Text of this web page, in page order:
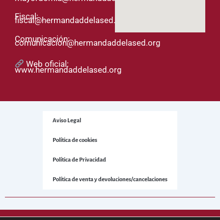
Fiscal:
fiscal@hermandaddelased.org
Comunicación:
comunicacion@hermandaddelased.org
Web oficial:
www.hermandaddelased.org
Aviso Legal
Política de cookies
Política de Privacidad
Política de venta y devoluciones/cancelaciones